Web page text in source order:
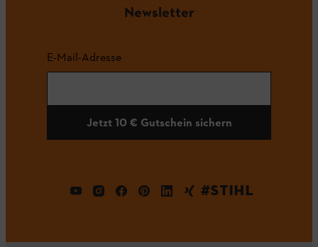
Newsletter
E-Mail-Adresse
Jetzt 10 € Gutschein sichern
#STIHL